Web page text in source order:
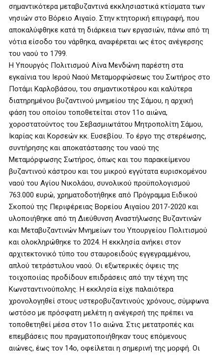
σημαντικότερα μεταβυζαντινά εκκλησιαστικά κτίσματα των
νησιών στο Βόρειο Αιγαίο. Στην κτητορική επιγραφή, που
αποκαλύφθηκε κατά τη διάρκεια των εργασιών, πάνω από τη
νότια είσοδο του νάρθηκα, αναφέρεται ως έτος ανέγερσης
του ναού το 1799.
Η Υπουργός Πολιτισμού Λίνα Μενδώνη παρέστη στα
εγκαίνια του Ιερού Ναού Μεταμορφώσεως του Σωτήρος στο
Ποτάμι Καρλοβάσου, του σημαντικοτέρου και καλύτερα
διατηρημένου βυζαντινού μνημείου της Σάμου, η αρχική
φάση του οποίου τοποθετείται στον 11ο αιώνα,
χοροστατούντος του Σεβασμιωτάτου Μητροπολίτη Σάμου,
Ικαρίας και Κορσεών κκ. Ευσεβίου. Το έργο της στερέωσης,
συντήρησης και αποκατάστασης του ναού της
Μεταμόρφωσης Σωτήρος, όπως και του παρακείμενου
βυζαντινού κάστρου και του μικρού εγγύτατα ευρισκομένου
ναού του Αγίου Νικολάου, συνολικού προϋπολογισμού
763.000 ευρώ, χρηματοδοτήθηκε από Πρόγραμμα Ειδικού
Σκοπού της Περιφέρειας Βορείου Αιγαίου 2017-2020 και
υλοποιήθηκε από τη Διεύθυνση Αναστήλωσης Βυζαντινών
και Μεταβυζαντινών Μνημείων του Υπουργείου Πολιτισμού
και ολοκληρώθηκε το 2024. H εκκλησία ανήκει στον
αρχιτεκτονικό τύπο του σταυροειδούς εγγεγραμμένου,
απλού τετράστυλου ναού. Οι εξωτερικές όψεις της
τοιχοποιίας προδίδουν επιδράσεις από την τέχνη της
Κωνσταντινούπολης. Η εκκλησία είχε παλαιότερα
χρονολογηθεί στους υστεροβυζαντινούς χρόνους, σύμφωνα
ωστόσο με πρόσφατη μελέτη η ανέγερσή της πρέπει να
τοποθετηθεί μέσα στον 11ο αιώνα. Στις μετατροπές και
επεμβάσεις που πραγματοποιήθηκαν τους επόμενους
αιώνες, έως τον 14ο, οφείλεται η σημερινή της μορφή. Οι